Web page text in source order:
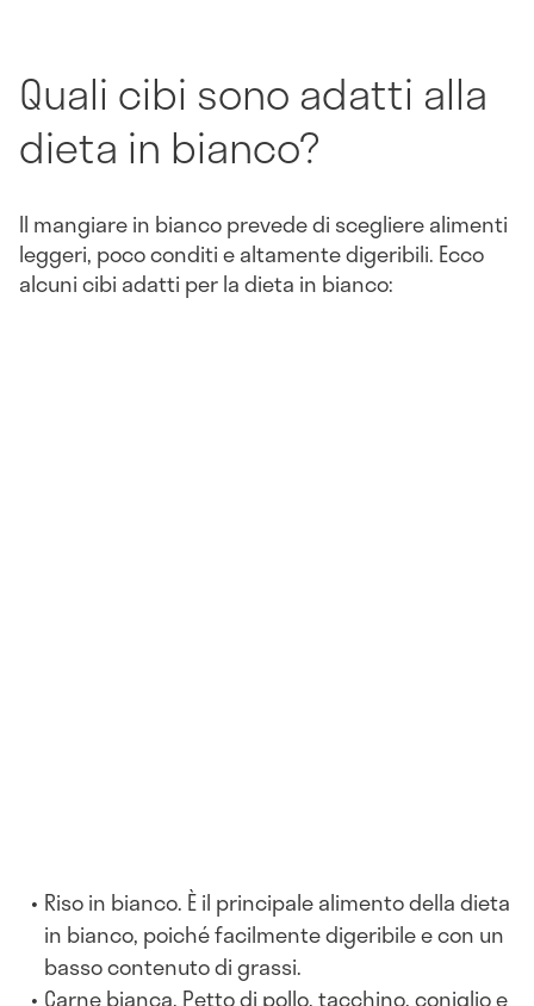
Quali cibi sono adatti alla
dieta in bianco?
Il mangiare in bianco prevede di scegliere alimenti
leggeri, poco conditi e altamente digeribili. Ecco
alcuni cibi adatti per la dieta in bianco:
Riso in bianco. È il principale alimento della dieta
in bianco, poiché facilmente digeribile e con un
basso contenuto di grassi.
Carne bianca, Petto di pollo, tacchino, coniglio e